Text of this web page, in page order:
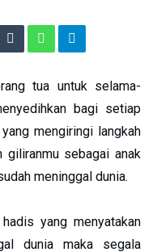
tua untuk selama-
bagi setiap
mengiringi langkah
giliranmu sebagai anak
meninggal dunia.
yang menyatakan
dunia maka segala